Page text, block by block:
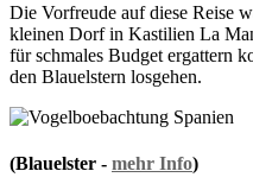
Die Vorfreude auf diese Reise
kleinen Dorf in Kastilien La
für schmales Budget ergattern
den Blauelstern losgehen.
(Blauelster - mehr Info)